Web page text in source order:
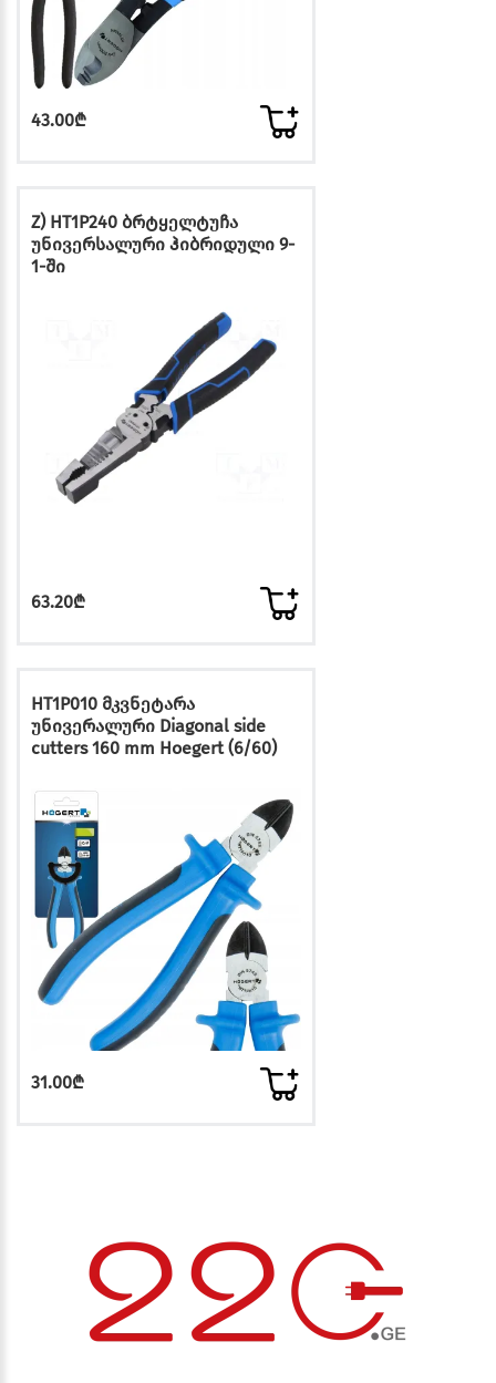
43.00₾
Z) HT1P240 ბრტყელტუჩა
უნივერსალური ჰიბრიდული 9-
1-ში
63.20₾
HT1P010 მკვნეტარა
უნივერალური Diagonal side
cutters 160 mm Hoegert (6/60)
31.00₾